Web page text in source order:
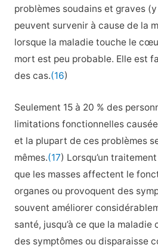
problèmes soudains et graves
peuvent survenir à cause de la
lorsque la maladie touche le
mort est peu probable. Elle est
des cas.(16)
Seulement 15 à 20 % des
limitations fonctionnelles
et la plupart de ces problèmes
mêmes.(17) Lorsqu’un
que les masses affectent le
organes ou provoquent des
souvent améliorer
santé, jusqu’à ce que la
des symptômes ou disparaisse